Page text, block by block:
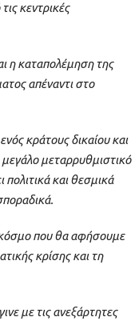
κεντρικές
η καταπολέμηση της
απέναντι στο
κράτους δικαίου και
μεγάλο μεταρρυθμιστικό
και θεσμικά
κόσμο που θα αφήσουμε
κρίσης και τη
με τις ανεξάρτητες